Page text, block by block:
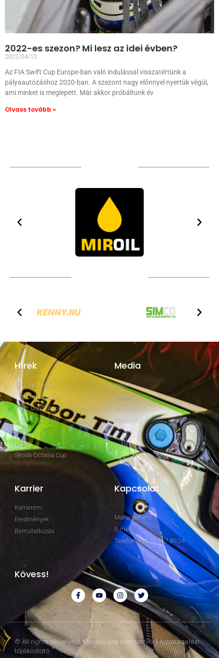
2022-es szezon? Mi lesz az idei évben?
2022/04/12
Az FIA Swift Cup Europe-ban való indulással visszatértünk a
pályaautózáshoz 2020-ban. A szezont nagy előnnyel nyertük végül,
ami minket is meglepett. Már akkor próbáltunk év
Olvass tovább »
Hírek
GT Cup Series
Clio Cup Europe
Swift Cup Europe
Szilveszter Rally
Rally2
Rally3
Skoda Octavia Cup
Media
Képek
Video
Youtube
Facebook
Karrier
Karrierem
Eredmények
Bemutatkozás
Kapcsolat
Management
E-mail
Telefon: +36 20 967 80 24
Kövess!
© All rights reserved. Minden jog fenntartva. | Adatkezelési
tájékoztató